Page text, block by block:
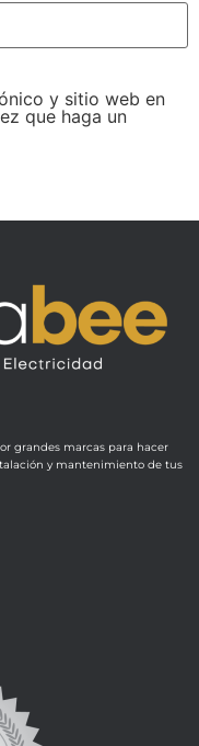
y sitio web en
que haga un
grandes marcas para hacer
y mantenimiento de tus